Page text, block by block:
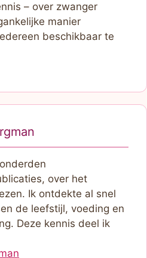
– over zwanger
manier
beschikbaar te
over het
Ik ontdekte al snel
de leefstijl, voeding en
Deze kennis deel ik